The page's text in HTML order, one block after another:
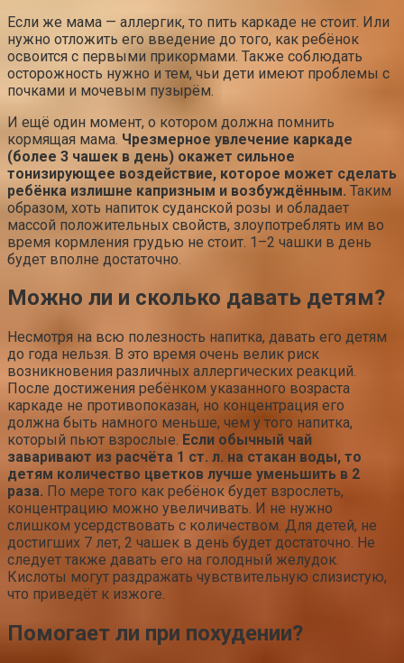
Если же мама — аллергик, то пить каркаде не стоит. Или
нужно отложить его введение до того, как ребёнок
освоится с первыми прикормами. Также соблюдать
осторожность нужно и тем, чьи дети имеют проблемы с
почками и мочевым пузырём.
И ещё один момент, о котором должна помнить
кормящая мама. Чрезмерное увлечение каркаде
(более 3 чашек в день) окажет сильное
тонизирующее воздействие, которое может сделать
ребёнка излишне капризным и возбуждённым. Таким
образом, хоть напиток суданской розы и обладает
массой положительных свойств, злоупотреблять им во
время кормления грудью не стоит. 1–2 чашки в день
будет вполне достаточно.
Можно ли и сколько давать детям?
Несмотря на всю полезность напитка, давать его детям
до года нельзя. В это время очень велик риск
возникновения различных аллергических реакций.
После достижения ребёнком указанного возраста
каркаде не противопоказан, но концентрация его
должна быть намного меньше, чем у того напитка,
который пьют взрослые. Если обычный чай
заваривают из расчёта 1 ст. л. на стакан воды, то
детям количество цветков лучше уменьшить в 2
раза. По мере того как ребёнок будет взрослеть,
концентрацию можно увеличивать. И не нужно
слишком усердствовать с количеством. Для детей, не
достигших 7 лет, 2 чашек в день будет достаточно. Не
следует также давать его на голодный желудок.
Кислоты могут раздражать чувствительную слизистую,
что приведёт к изжоге.
Помогает ли при похудении?